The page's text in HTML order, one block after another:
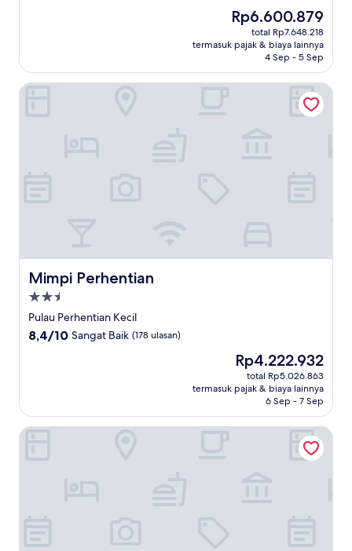
Harga
sekarang
Rp6.600.879
Rp6.600.879
total Rp7.648.218
termasuk pajak & biaya lainnya
4 Sep - 5 Sep
Mimpi Perhentian
Mimpi Perhentian
Properti
bintang
2.5
Pulau Perhentian Kecil
8.4
ulasan)
8,4/10 Sangat Baik (178 ulasan)
Harga
sekarang
Rp4.222.932
Rp4.222.932
total Rp5.026.863
termasuk pajak & biaya lainnya
6 Sep - 7 Sep
Mimpi Perhentian
The Barat Perhentian Beach Resort